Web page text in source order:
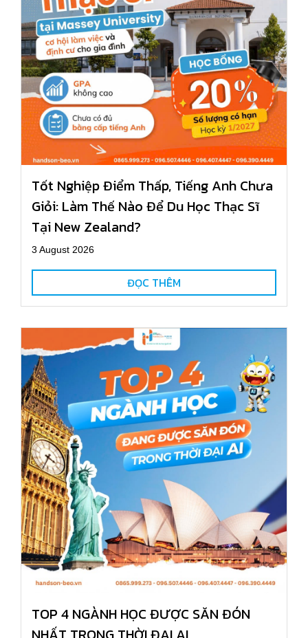
Tốt Nghiệp Điểm Thấp, Tiếng Anh Chưa
Giỏi: Làm Thế Nào Để Du Học Thạc Sĩ
Tại New Zealand?
3 August 2026
ĐỌC THÊM
TOP 4 NGÀNH HỌC ĐƯỢC SĂN ĐÓN